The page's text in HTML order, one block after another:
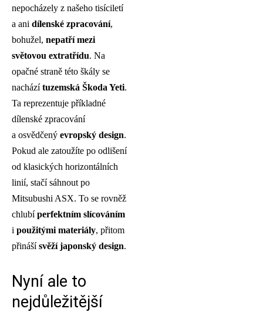
nepocházely z našeho tisíciletí
a ani dílenské zpracování,
bohužel, nepatří mezi
světovou extratřídu. Na
opačné straně této škály se
nacházítuzemská Škoda Yeti.
Ta reprezentuje příkladné
dílenské zpracování
a osvědčený evropský design.
Pokud ale zatoužíte po odlišení
od klasických horizontálních
linií, stačí sáhnout po
Mitsubushi ASX. To se rovněž
chlubíperfektním slícováním
i použitými materiály, přitom
přinášísvěží japonský design.
Nyní ale to
nejdůležitější